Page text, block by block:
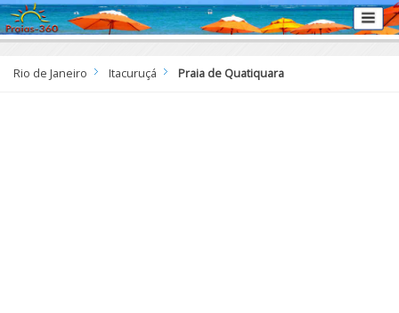
Rio de Janeiro Itacuruçá Praia de Quatiquara